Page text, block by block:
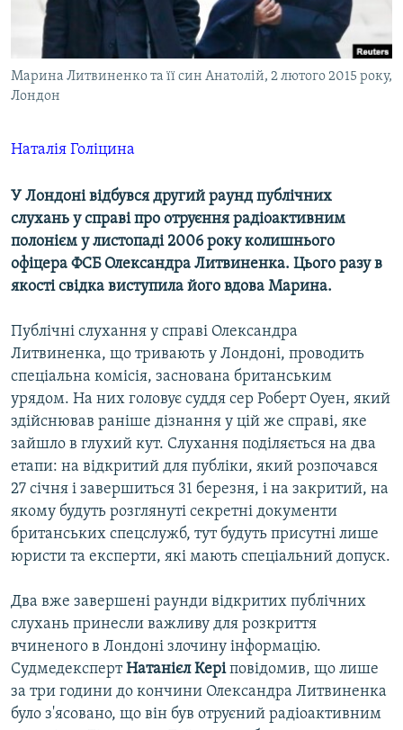
ВІДЕОУРОКИ «ELIFBE»
СВІДЧЕННЯ ОКУПАЦІЇ
УКРАЇНСЬКА ПРОБЛЕМА КРИМУ
Русский
Qırımtatar
Усі сайти RFE/RL
Марина Литвиненко та її син Анатолій, 2 лютого 2015 року,
Лондон
Наталія Голіцина
У Лондоні відбувся другий раунд публічних
слухань у справі про отруєння радіоактивним
полонієм у листопаді 2006 року колишнього
офіцера ФСБ Олександра Литвиненка. Цього разу в
якості свідка виступила його вдова Марина.
Публічні слухання у справі Олександра
Литвиненка, що тривають у Лондоні, проводить
спеціальна комісія, заснована британським
урядом. На них головує суддя сер Роберт Оуен, який
здійснював раніше дізнання у цій же справі, яке
зайшло в глухий кут. Слухання поділяється на два
етапи: на відкритий для публіки, який розпочався
27 січня і завершиться 31 березня, і на закритий, на
якому будуть розглянуті секретні документи
британських спецслужб, тут будуть присутні лише
юристи та експерти, які мають спеціальний допуск.
Два вже завершені раунди відкритих публічних
слухань принесли важливу для розкриття
вчиненого в Лондоні злочину інформацію.
СудмедекспертНатанієл Керіповідомив, що лише
за три години до кончини Олександра Литвиненка
було з'ясовано, що він був отруєний радіоактивним